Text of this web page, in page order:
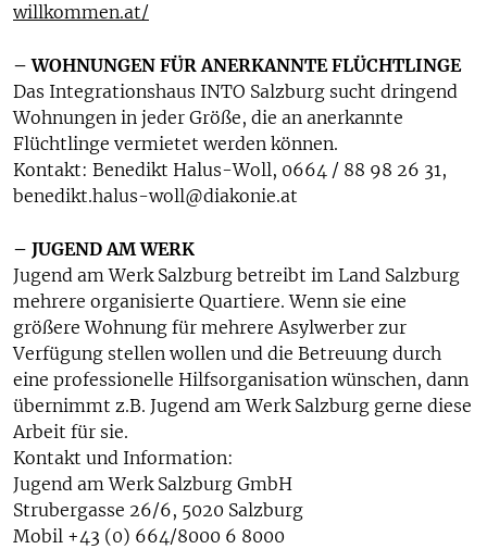
willkommen.at/
– WOHNUNGEN FÜR ANERKANNTE FLÜCHTLINGE
Das Integrationshaus INTO Salzburg sucht dringend
Wohnungen in jeder Größe, die an anerkannte
Flüchtlinge vermietet werden können.
Kontakt: Benedikt Halus-Woll, 0664 / 88 98 26 31,
benedikt.halus-woll@diakonie.at
– JUGEND AM WERK
Jugend am Werk Salzburg betreibt im Land Salzburg
mehrere organisierte Quartiere. Wenn sie eine
größere Wohnung für mehrere Asylwerber zur
Verfügung stellen wollen und die Betreuung durch
eine professionelle Hilfsorganisation wünschen, dann
übernimmt z.B. Jugend am Werk Salzburg gerne diese
Arbeit für sie.
Kontakt und Information:
Jugend am Werk Salzburg GmbH
Strubergasse 26/6, 5020 Salzburg
Mobil +43 (0) 664/8000 6 8000